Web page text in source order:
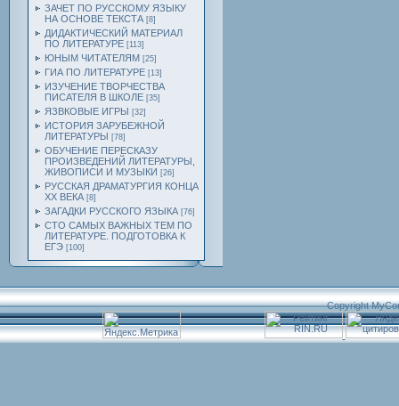
ЗАЧЕТ ПО РУССКОМУ ЯЗЫКУ
НА ОСНОВЕ ТЕКСТА [8]
ДИДАКТИЧЕСКИЙ МАТЕРИАЛ
ПО ЛИТЕРАТУРЕ [113]
ЮНЫМ ЧИТАТЕЛЯМ [25]
ГИА ПО ЛИТЕРАТУРЕ [13]
ИЗУЧЕНИЕ ТВОРЧЕСТВА
ПИСАТЕЛЯ В ШКОЛЕ [35]
ЯЗВКОВЫЕ ИГРЫ [32]
ИСТОРИЯ ЗАРУБЕЖНОЙ
ЛИТЕРАТУРЫ [78]
ОБУЧЕНИЕ ПЕРЕСКАЗУ
ПРОИЗВЕДЕНИЙ ЛИТЕРАТУРЫ,
ЖИВОПИСИ И МУЗЫКИ [26]
РУССКАЯ ДРАМАТУРГИЯ КОНЦА
ХХ ВЕКА [8]
ЗАГАДКИ РУССКОГО ЯЗЫКА [76]
СТО САМЫХ ВАЖНЫХ ТЕМ ПО
ЛИТЕРАТУРЕ. ПОДГОТОВКА К
ЕГЭ [100]
Copyright